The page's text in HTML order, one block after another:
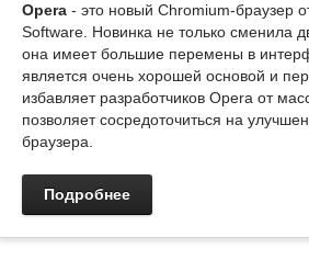
Opera - это новый Chromium-браузер
Software. Новинка не только сменила
она имеет большие перемены в
является очень хорошей основой и
избавляет разработчиков Opera от
позволяет сосредоточиться на
браузера.
Подробнее